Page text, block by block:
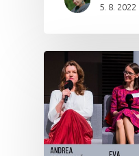
5. 8. 2022